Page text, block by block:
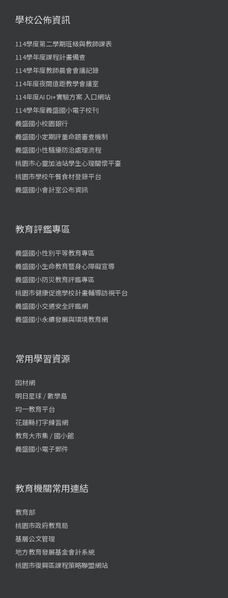
學校公佈資訊
114學度第二學期班級與教師課表
114學年度課程計畫備查
114學年度教師晨會會議記錄
114年度夜間遠距教學會議室
114年度AI Di+實驗方案 入口網站
114學年度義盛國小電子校刊
義盛國小校園銀行
義盛國小定期評量命題審查機制
義盛國小性騷擾防治處理流程
桃園市心靈加油站學生心理關懷平臺
桃園市學校午餐食材登錄平台
義盛國小會計室公布資訊
教育評鑑專區
義盛國小性別平等教育專區
義盛國小生命教育暨身心障礙宣導
義盛國小防災教育評鑑專區
桃園市健康促進學校計畫輔導訪視平台
義盛國小交通安全評鑑網
義盛國小永續發展與環境教育網
常用學習資源
因材網
明日星球 / 數學島
均一教育平台
花蓮縣打字練習網
教育大市集 / 國小館
義盛國小電子郵件
教育機關常用連結
教育部
桃園市政府教育局
基層公文管理
地方教育發展基金會計系統
桃園市復興區課程策略聯盟網站